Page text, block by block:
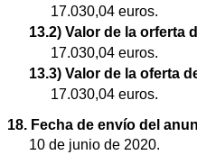
17.030,04 euros.
13.2) Valor de la orferta
17.030,04 euros.
13.3) Valor de la oferta
17.030,04 euros.
18. Fecha de envío del
10 de junio de 2020.